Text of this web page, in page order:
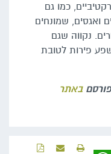
כמו גם
ואגסים, שמונחים
נקווה שגם
פירות לטובת
באתר